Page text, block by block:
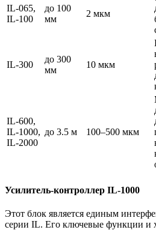
IL-065,
IL-100
до 100
мм
2 мкм
IL-300
до 300
мм
10 мкм
IL-600,
IL-1000,
IL-2000
до 3.5 м 100–500 мкм
Усилитель-контроллер IL-1000
Этот блок является единым
серии IL. Его ключевые функции и